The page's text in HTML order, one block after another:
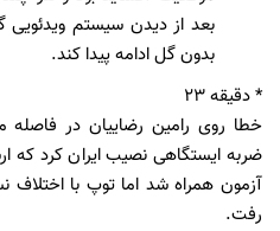
بعد از دیدن سیستم ویدئویی
بدون گل ادامه پیدا کند.
* دقیقه ۲۳
خطا روی رامین رضاییان در
ضربه ایستگاهی نصیب ایران کرد که
آزمون همراه شد اما توپ با اختلاف
رفت.